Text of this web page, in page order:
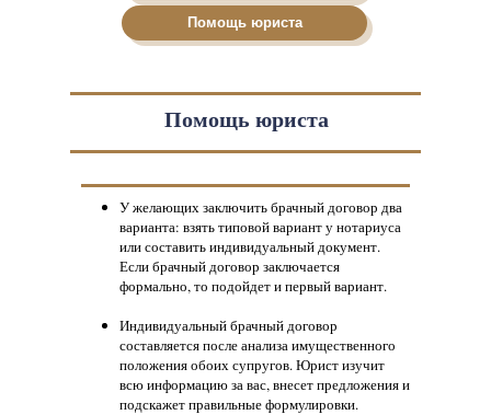
Помощь юриста
Помощь юриста
У желающих заключить брачный договор два
варианта: взять типовой вариант у нотариуса
или составить индивидуальный документ.
Если брачный договор заключается
формально, то подойдет и первый вариант.
Индивидуальный брачный договор
составляется после анализа имущественного
положения обоих супругов. Юрист изучит
всю информацию за вас, внесет предложения и
подскажет правильные формулировки.